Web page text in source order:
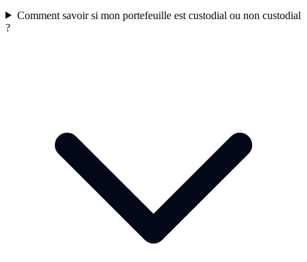
Comment savoir si mon portefeuille est custodial ou non custodial
?